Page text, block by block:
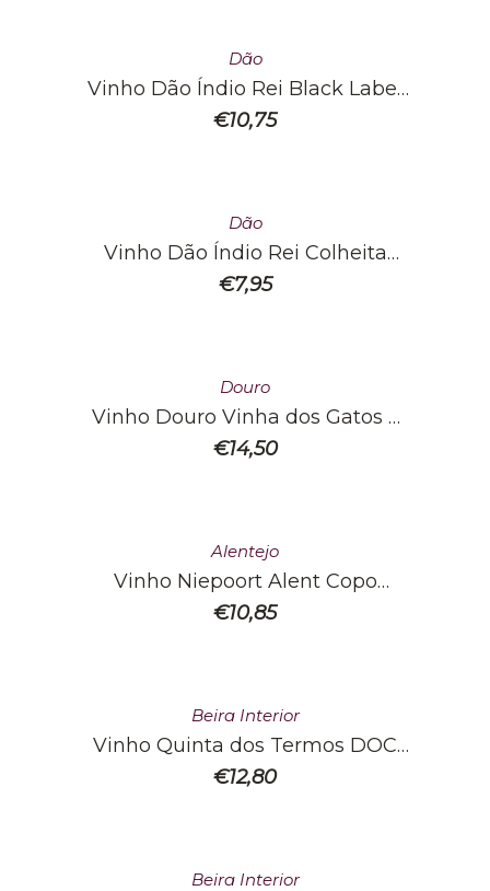
Dão
Vinho Dão Índio Rei Black Label
Reserva Tinto
€10,75
Dão
Vinho Dão Índio Rei Colheita
Tinto
€7,95
Douro
Vinho Douro Vinha dos Gatos –
Tinto
€14,50
Alentejo
Vinho Niepoort Alent Copo
Alegre Nat Cool 2021
€10,85
Beira Interior
Vinho Quinta dos Termos DOC
Seleção Tinto
€12,80
Beira Interior